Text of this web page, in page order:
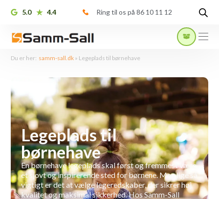
5.0 4.4 Ring til os på 86 10 11 12
Du er her: samm-sall.dk » Legeplads til børnehave
Legeplads til
børnehave
En børnehave legeplads skal først og fremmest være
et sjovt og inspirerende sted for børnene. Men lige så
vigtigt er det at vælge legeredskaber, der sikrer høj
kvalitet og maksimal sikkerhed. Hos Samm-Sall